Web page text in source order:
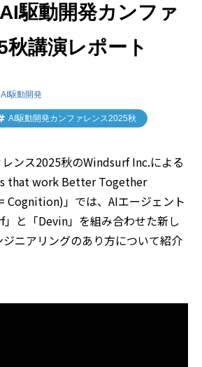
駆動開発カンファ
秋講演レポート
AI駆動開発
AI駆動開発カンファレンス2025秋
ンス2025秋のWindsurf Inc.による
that work Better Together
Cognition)」では、AIエージェント
と「Devin」を組み合わせた新し
ニアリングのあり方について紹介